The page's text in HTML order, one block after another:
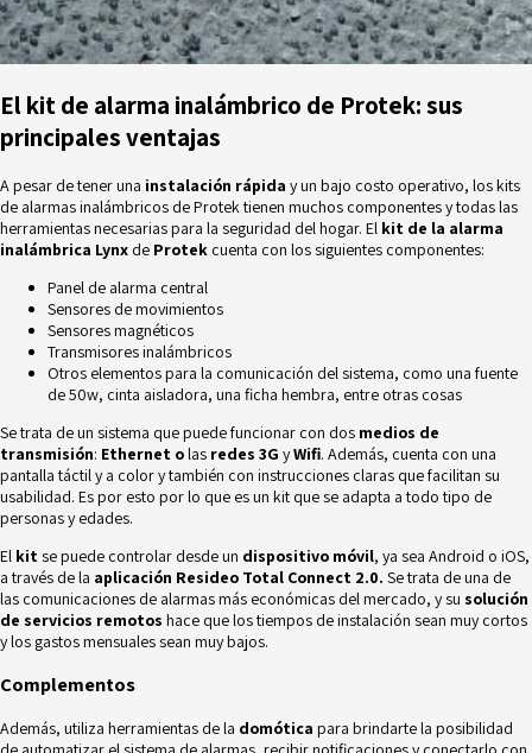
El kit de alarma inalámbrico de Protek: sus
principales ventajas
A pesar de tener una instalación rápida y un bajo costo operativo, los kits
de alarmas inalámbricos de Protek tienen muchos componentes y todas las
herramientas necesarias para la seguridad del hogar. El kit de la alarma
inalámbrica Lynx de Protek cuenta con los siguientes componentes:
Panel de alarma central
Sensores de movimientos
Sensores magnéticos
Transmisores inalámbricos
Otros elementos para la comunicación del sistema, como una fuente
de 50w, cinta aisladora, una ficha hembra, entre otras cosas
Se trata de un sistema que puede funcionar con dos medios de
transmisión: Ethernet olas redes 3G yWifi. Además, cuenta con una
pantalla táctil y a color y también con instrucciones claras que facilitan su
usabilidad. Es por esto por lo que es un kit que se adapta a todo tipo de
personas y edades.
El kitse puede controlar desde un dispositivo móvil, ya sea Android o iOS,
a través de la aplicación Resideo Total Connect 2.0. Se trata de una de
las comunicaciones de alarmas más económicas del mercado, y su solución
de servicios remotos hace que los tiempos de instalación sean muy cortos
y los gastos mensuales sean muy bajos.
Complementos
Además, utiliza herramientas de la domótica para brindarte la posibilidad